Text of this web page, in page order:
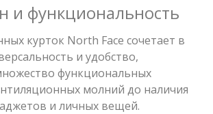
и функциональность
курток North Face сочетает в
и удобство,
функциональных
молний до наличия
и личных вещей.